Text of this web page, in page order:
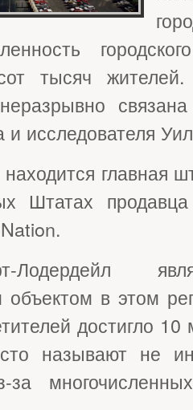
тысяч
и исследователя
главная
Штатах
Лодердейл
объектом в этом
достигло
называют не
за